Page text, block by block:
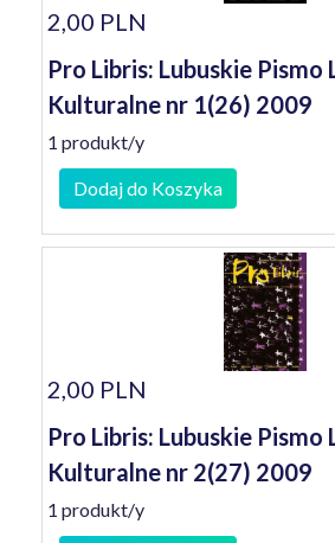
2,00 PLN
Pro Libris: Lubuskie Pismo
Kulturalne nr 1(26) 2009
1 produkt/y
Dodaj do Koszyka
2,00 PLN
Pro Libris: Lubuskie Pismo
Kulturalne nr 2(27) 2009
1 produkt/y